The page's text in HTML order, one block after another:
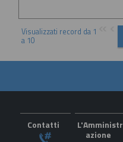
Visualizzati record da 1
a 10
Contatti
L'Amministr
azione